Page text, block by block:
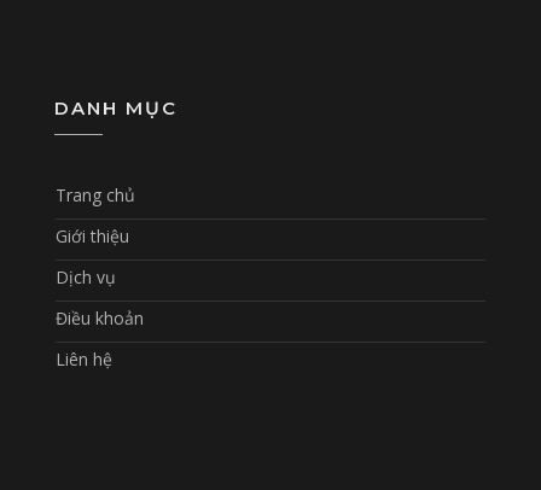
DANH MỤC
Trang chủ
Giới thiệu
Dịch vụ
Điều khoản
Liên hệ